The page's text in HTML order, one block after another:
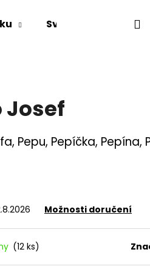
Svatby Napište
Josef
Pepu, Pepíčka, Pepína,
Možnosti doručení
(12 ks)
2X